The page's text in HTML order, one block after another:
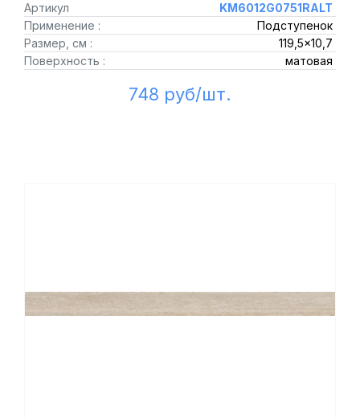
Артикул
KM6012G0751RALT
Применение :
Подступенок
Размер, см :
119,5x10,7
Поверхность :
матовая
748 руб/шт.